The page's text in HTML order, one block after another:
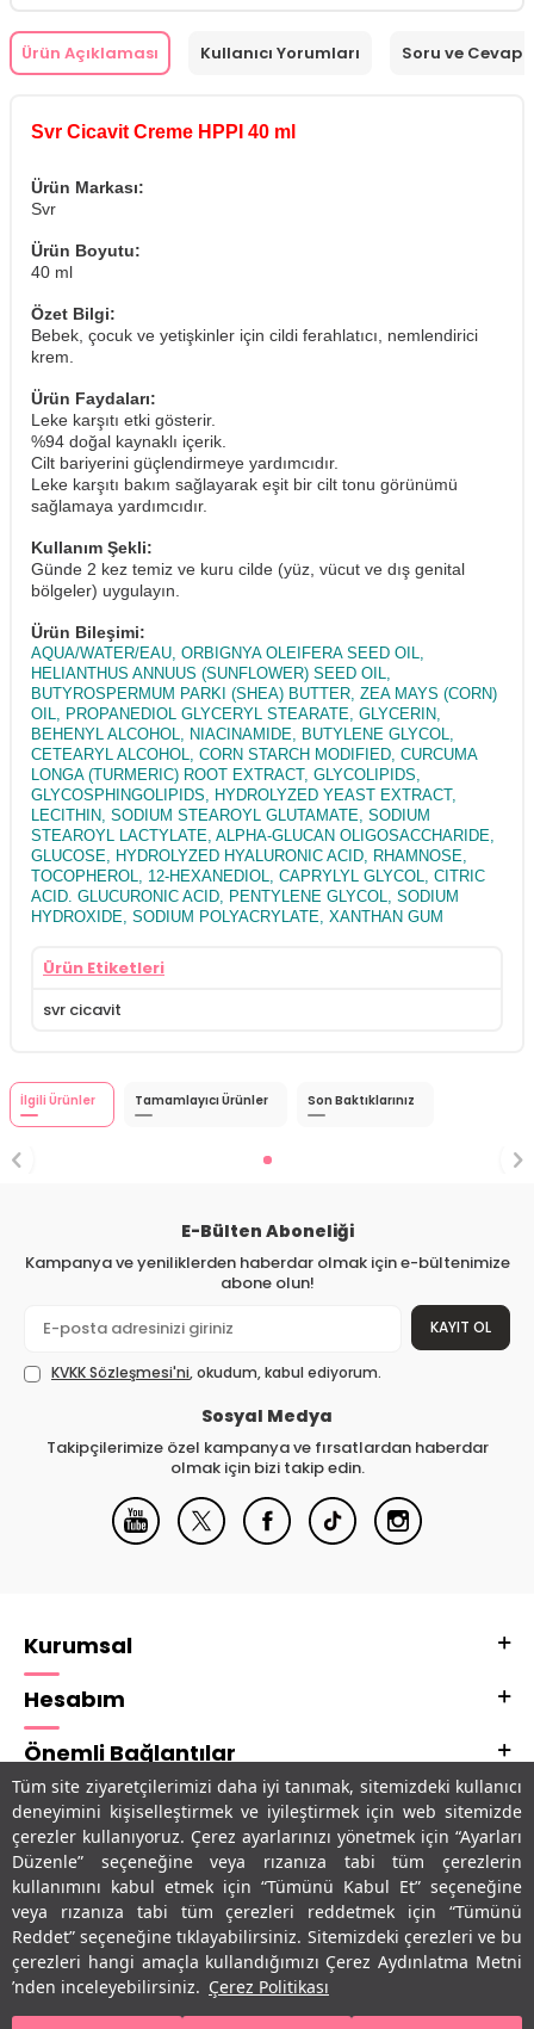
Tüm site ziyaretçilerimizi daha iyi tanımak, sitemizdeki kullanıcı
deneyimini kişiselleştirmek ve iyileştirmek için web sitemizde
çerezler kullanıyoruz. Çerez ayarlarınızı yönetmek için “Ayarları
Düzenle” seçeneğine veya rızanıza tabi tüm çerezlerin
kullanımını kabul etmek için “Tümünü Kabul Et” seçeneğine
veya rızanıza tabi tüm çerezleri reddetmek için “Tümünü
Reddet” seçeneğine tıklayabilirsiniz. Sitemizdeki çerezleri ve bu
çerezleri hangi amaçla kullandığımızı Çerez Aydınlatma Metni
’nden inceleyebilirsiniz. Çerez Politikası
Ürün Açıklaması Kullanıcı Yorumları Soru ve Cevap
Svr Cicavit Creme HPPI 40 ml
Ürün Markası:
Svr
Ürün Boyutu:
40 ml
Özet Bilgi:
Bebek, çocuk ve yetişkinler için cildi ferahlatıcı, nemlendirici
krem.
Ürün Faydaları:
Leke karşıtı etki gösterir.
%94 doğal kaynaklı içerik.
Cilt bariyerini güçlendirmeye yardımcıdır.
Leke karşıtı bakım sağlayarak eşit bir cilt tonu görünümü
sağlamaya yardımcıdır.
Kullanım Şekli:
Günde 2 kez temiz ve kuru cilde (yüz, vücut ve dış genital
bölgeler) uygulayın.
Ürün Bileşimi:
AQUA/WATER/EAU, ORBIGNYA OLEIFERA SEED OIL,
HELIANTHUS ANNUUS (SUNFLOWER) SEED OIL,
BUTYROSPERMUM PARKI (SHEA) BUTTER, ZEA MAYS (CORN)
OIL, PROPANEDIOL GLYCERYL STEARATE, GLYCERIN,
BEHENYL ALCOHOL, NIACINAMIDE, BUTYLENE GLYCOL,
CETEARYL ALCOHOL, CORN STARCH MODIFIED, CURCUMA
LONGA (TURMERIC) ROOT EXTRACT, GLYCOLIPIDS,
GLYCOSPHINGOLIPIDS, HYDROLYZED YEAST EXTRACT,
LECITHIN, SODIUM STEAROYL GLUTAMATE, SODIUM
STEAROYL LACTYLATE, ALPHA-GLUCAN OLIGOSACCHARIDE,
GLUCOSE, HYDROLYZED HYALURONIC ACID, RHAMNOSE,
TOCOPHEROL, 12-HEXANEDIOL, CAPRYLYL GLYCOL, CITRIC
ACID. GLUCURONIC ACID, PENTYLENE GLYCOL, SODIUM
HYDROXIDE, SODIUM POLYACRYLATE, XANTHAN GUM
Ürün Etiketleri
svr cicavit
İlgili Ürünler Tamamlayıcı Ürünler Son Baktıklarınız
E-Bülten Aboneliği
Kampanya ve yeniliklerden haberdar olmak için e-bültenimize
abone olun!
KAYIT OL
KVKK Sözleşmesi'ni, okudum, kabul ediyorum.
Sosyal Medya
Takipçilerimize özel kampanya ve fırsatlardan haberdar
olmak için bizi takip edin.
Kurumsal
Hesabım
Önemli Bağlantılar
Adres & İletişim
Uygulamalarımız